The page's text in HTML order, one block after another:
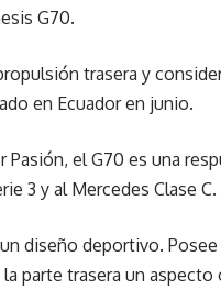
G70.
trasera y
en Ecuador en junio.
Pasión, el G70 es una
3 y al Mercedes Clase C.
diseño deportivo.
la parte trasera un